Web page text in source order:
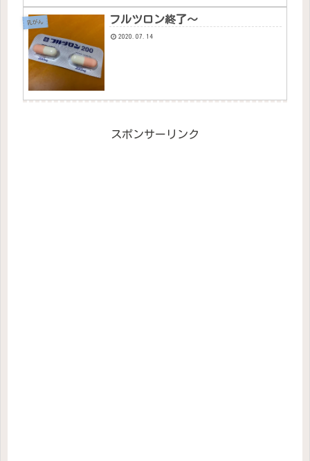
乳がん フルツロン終了〜
2020.07.14
スポンサーリンク